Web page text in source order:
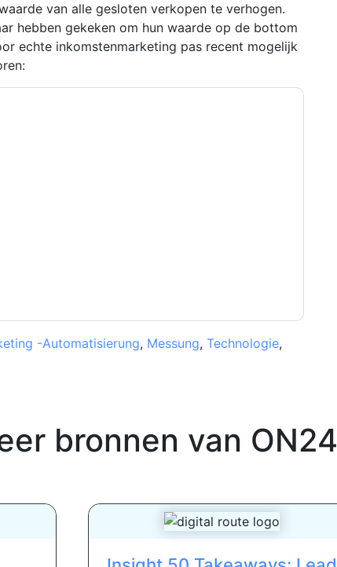
van alle gesloten verkopen te verhogen.
hebben gekeken om hun waarde op de bottom
echte inkomstenmarketing pas recent mogelijk
-Automatisierung, Messung, Technologie,
bronnen van ON24